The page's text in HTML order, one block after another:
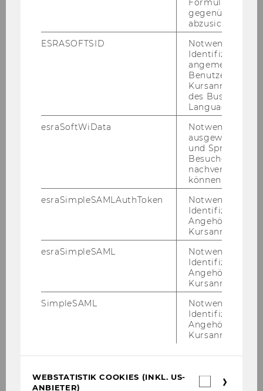
Home
Committees
Programme & Abstracts
About Vienna
gegenüber
abzusichern.
ESRASOFTSID
Notwendig zur
Identifizierung
angemeldeten
Benutzers im
des Business
Language
esraSoftWiData
Notwendig um
ausgewählte
und
Besuchers
nachverfolgen
können.
esraSimpleSAMLAuthToken
Notwendig zur
Identifizierung
Angehörige/r für
Kursanmeldung.
esraSimpleSAML
Notwendig zur
Identifizierung
Angehörige/r für
Kursanmeldung.
SimpleSAML
Notwendig zur
Identifizierung
Angehörige/r für
Kursanmeldung.
WEBSTATISTIK COOKIES (INKL. US-
ANBIETER)